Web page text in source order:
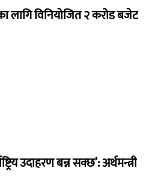
लागि विनियोजित २ करोड बजेट
उदाहरण बन्न सक्छ’: अर्थमन्त्री